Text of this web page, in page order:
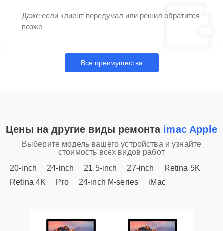
Даже если клиент передумал или решил обратится
позже
Все преимущества
Цены на другие виды ремонта imac Apple
Выберите модель вашего устройства и узнайте
стоимость всех видов работ
20-inch
24-inch 21.5-inch 27-inch
Retina 5K
Retina 4K
Pro 24-inch M-series iMac